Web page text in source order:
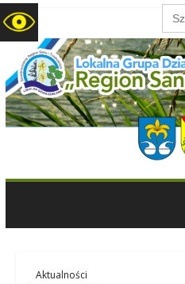
for:
LGD
Aktualności